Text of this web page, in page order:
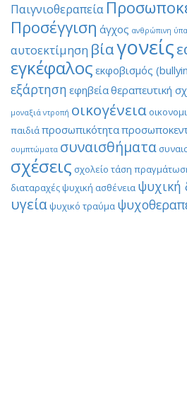
Παιγνιοθεραπεία
Προσέγγιση άγχος ανθρώπινη
αυτοεκτίμηση βίαγονείς
εγκέφαλος εκφοβισμός
εξάρτηση εφηβείαθεραπευτική
μοναξιά ντροπή οικογένεια
παιδιάπροσωπικότητα
συμπτώματα συναισθήματα
σχέσεις σχολείο τάση
διαταραχέςψυχική ασθένεια ψυχική
υγείαψυχικό τραύμα